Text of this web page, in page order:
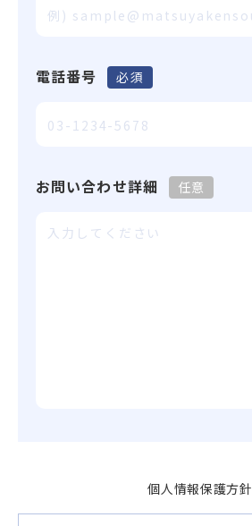
電話番号 必須
お問い合わせ詳細 任意
個人情報保護方針